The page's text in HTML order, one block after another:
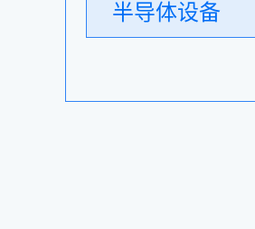
半导体设备